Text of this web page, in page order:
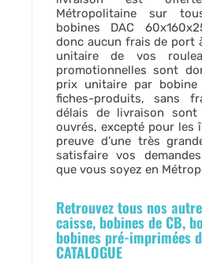
Métropolitaine sur
bobines DAC
donc aucun frais de port
unitaire de vos
promotionnelles sont
prix unitaire par
fiches-produits, sans
délais de livraison
ouvrés, excepté pour les
preuve d’une très
satisfaire vos
que vous soyez en
Retrouvez tous nos
caisse, bobines de CB,
bobines pré-imprimées
CATALOGUE